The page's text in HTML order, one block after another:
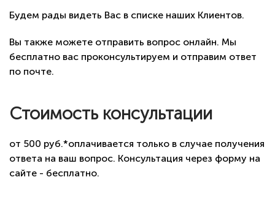
Будем рады видеть Вас в списке наших Клиентов.
Вы также можете отправить вопрос онлайн. Мы
бесплатно вас проконсультируем и отправим ответ
по почте.
Стоимость консультации
от 500 руб.*оплачивается только в случае получения
ответа на ваш вопрос. Консультация через форму на
сайте - бесплатно.